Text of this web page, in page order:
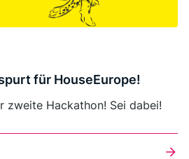
für HouseEurope!
zweite Hackathon! Sei dabei!